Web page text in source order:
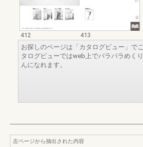
412
413
お探しのページは「カタログビュー」で
タログビューではweb上でパラパラめく
んになれます。
左ページから抽出された内容